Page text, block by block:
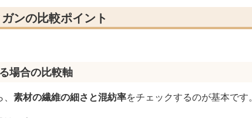
ンの比較ポイント
場合の比較軸
素材の繊維の細さと混紡率をチェックするのが基本です。